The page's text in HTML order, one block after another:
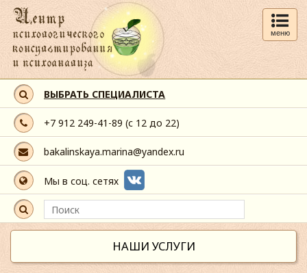
меню
ВЫБРАТЬ СПЕЦИАЛИСТА
+7 912 249-41-89 (с 12 до 22)
bakalinskaya.marina@yandex.ru
Мы в соц. сетях
НАШИ УСЛУГИ